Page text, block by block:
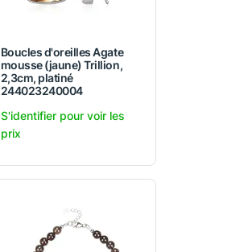
Boucles d'oreilles Agate
mousse (jaune) Trillion,
2,3cm, platiné
244023240004
S'identifier pour voir les
prix